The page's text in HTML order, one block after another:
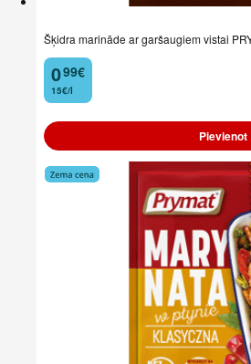
Šķidra marināde ar garšaugiem vistai
0
. 99€
15€/l
Pievienot